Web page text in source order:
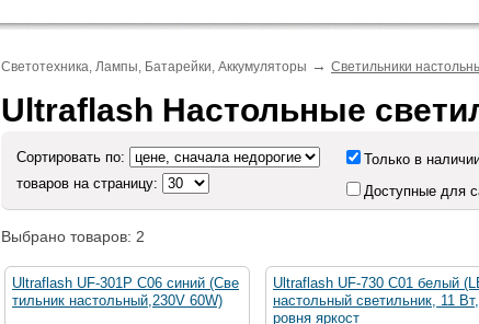
Светотехника, Лампы, Батарейки, Аккумуляторы → Светильники
Ultraflash Настольные
Сортировать по:
товаров на страницу:
Только в
Доступные для
Выбрано товаров: 2
Ultraflash UF-301P С06 синий (Све
тильник настольный,230V 60W)
Ultraflash UF-730 С01 белый
настольный светильник, 11
ровня яркост